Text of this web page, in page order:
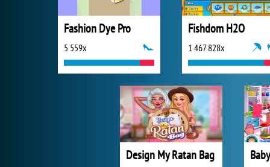
Fashion Dye Pro
5 559x
Fishdom H2O
1 467 828x
Design My Ratan Bag